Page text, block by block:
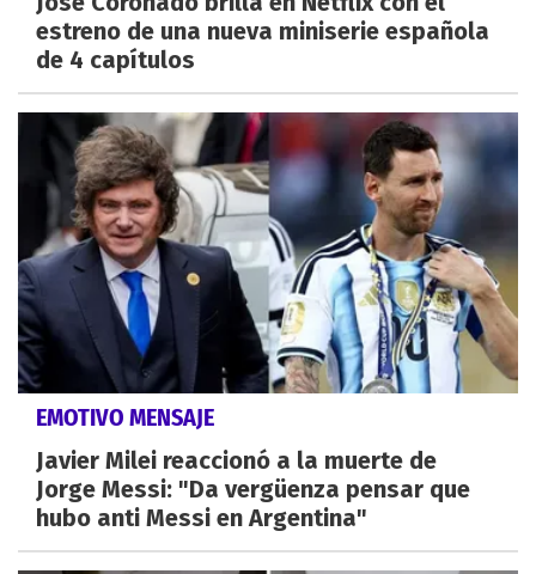
estreno de una nueva miniserie española
de 4 capítulos
EMOTIVO MENSAJE
Javier Milei reaccionó a la muerte de
Jorge Messi: "Da vergüenza pensar que
hubo anti Messi en Argentina"